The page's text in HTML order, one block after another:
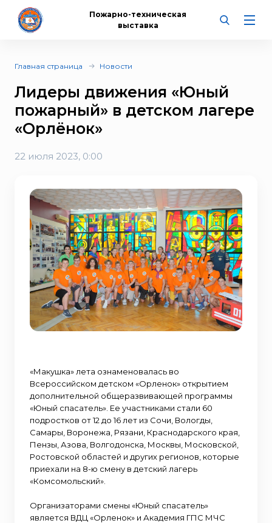
Пожарно-техническая
выставка
Главная страница Новости
Лидеры движения «Юный
пожарный» в детском лагере
«Орлёнок»
22 июля 2023, 0:00
«Макушка» лета ознаменовалась во
Всероссийском детском «Орленок» открытием
дополнительной общеразвивающей программы
«Юный спасатель». Ее участниками стали 60
подростков от 12 до 16 лет из Сочи, Вологды,
Самары, Воронежа, Рязани, Краснодарского края,
Пензы, Азова, Волгодонска, Москвы, Московской,
Ростовской областей и других регионов, которые
приехали на 8-ю смену в детский лагерь
«Комсомольский».
Организаторами смены «Юный спасатель»
является ВДЦ «Орленок» и Академия ГПС МЧС